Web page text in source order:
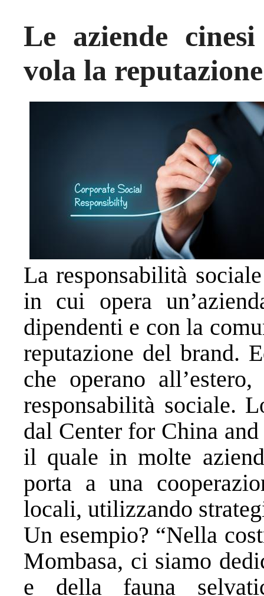
Le aziende
vola la
La responsabilità
in cui opera
dipendenti e con la
reputazione del brand.
che operano
responsabilità sociale.
dal Center for China
il quale in molte
porta a una
locali, utilizzando
Un esempio? “Nella
Mombasa, ci siamo
e della fauna